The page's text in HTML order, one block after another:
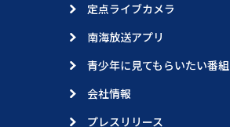
定点ライブカメラ
南海放送アプリ
青少年に見てもらいたい番組
会社情報
プレスリリース